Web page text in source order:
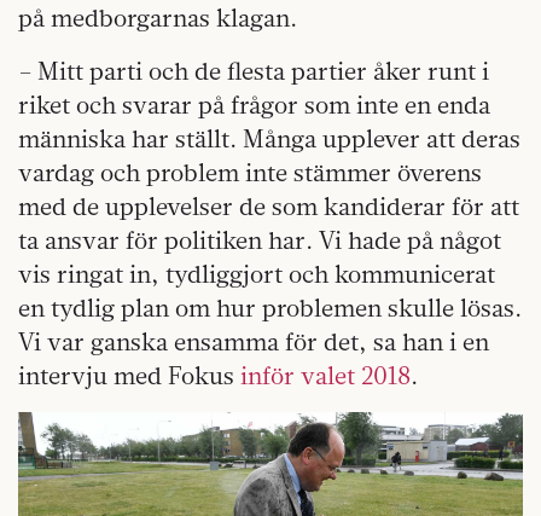
på medborgarnas klagan.
– Mitt parti och de flesta partier åker runt i
riket och svarar på frågor som inte en enda
människa har ställt. Många upplever att deras
vardag och problem inte stämmer överens
med de upplevelser de som kandiderar för att
ta ansvar för politiken har. Vi hade på något
vis ringat in, tydliggjort och kommunicerat
en tydlig plan om hur problemen skulle lösas.
Vi var ganska ensamma för det, sa han i en
intervju med Fokus inför valet 2018.